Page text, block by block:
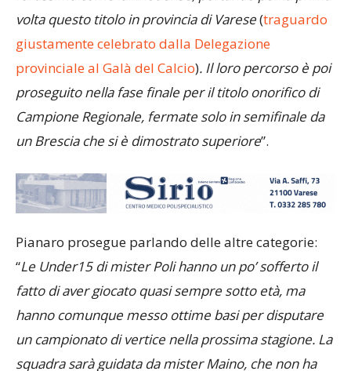
fortissima come la Rhodense, portando per la prima
giustamente celebrato dalla Delegazione
provinciale al Galà del Calcio
. Il loro percorso è poi
proseguito nella fase finale per il titolo onorifico di
Campione Regionale, fermate solo in semifinale da
Pianaro prosegue parlando delle altre categorie:
“Le Under15 di mister Poli hanno un po’ sofferto il
fatto di aver giocato quasi sempre sotto età, ma
hanno comunque messo ottime basi per disputare